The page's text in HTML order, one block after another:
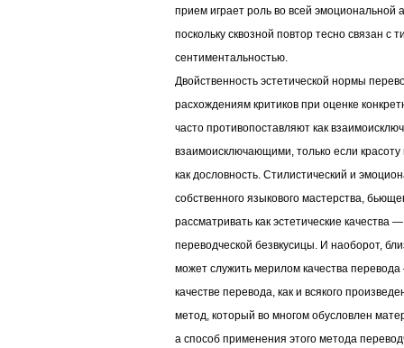
прием играет роль во всей эмоциональной
поскольку сквозной повтор тесно связан с
сентиментальностью.
Двойственность эстетической нормы
расхождениям критиков при оценке
часто противопоставляют как
взаимоисключающими, только если красоту
как дословность. Стилистический и
собственного языкового мастерства,
рассматривать как эстетические качества
переводческой безвкусицы. И наоборот,
может служить мерилом качества
качестве перевода, как и всякого
метод, который во многом обусловлен
а способ применения этого метода